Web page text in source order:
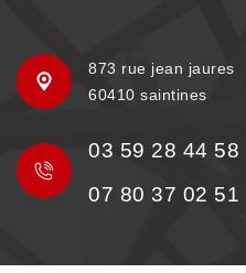
873 rue jean jaures
60410 saintines
03 59 28 44 58
07 80 37 02 51